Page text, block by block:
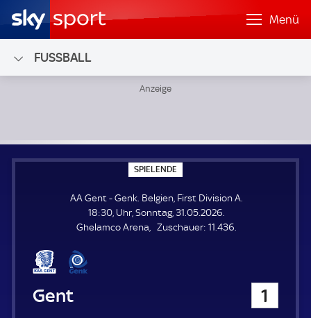
Menü
FUSSBALL
SPIELENDE
P
E
L
E
N
AA Gent - Genk. Belgien, First Division A.
18:30, Uhr, Sonntag, 31.05.2026.
Ghelamco Arena
Zuschauer: Z
11.436.
AA Gent
1